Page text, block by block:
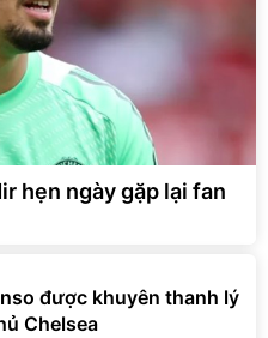
hẹn ngày gặp lại fan
được khuyên thanh lý
Chelsea